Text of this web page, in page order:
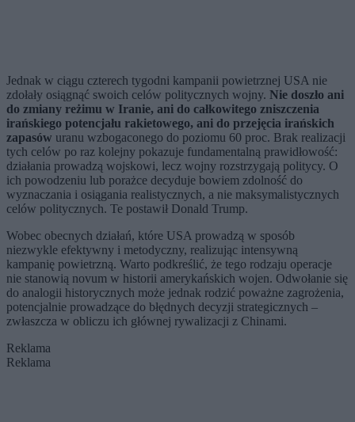
Jednak w ciągu czterech tygodni kampanii powietrznej USA nie
zdołały osiągnąć swoich celów politycznych wojny. Nie doszło ani
do zmiany reżimu w Iranie, ani do całkowitego zniszczenia
irańskiego potencjału rakietowego, ani do przejęcia irańskich
zapasów uranu wzbogaconego do poziomu 60 proc. Brak realizacji
tych celów po raz kolejny pokazuje fundamentalną prawidłowość:
działania prowadzą wojskowi, lecz wojny rozstrzygają politycy. O
ich powodzeniu lub porażce decyduje bowiem zdolność do
wyznaczania i osiągania realistycznych, a nie maksymalistycznych
celów politycznych. Te postawił Donald Trump.
Wobec obecnych działań, które USA prowadzą w sposób
niezwykle efektywny i metodyczny, realizując intensywną
kampanię powietrzną. Warto podkreślić, że tego rodzaju operacje
nie stanowią novum w historii amerykańskich wojen. Odwołanie się
do analogii historycznych może jednak rodzić poważne zagrożenia,
potencjalnie prowadzące do błędnych decyzji strategicznych –
zwłaszcza w obliczu ich głównej rywalizacji z Chinami.
Reklama
Reklama